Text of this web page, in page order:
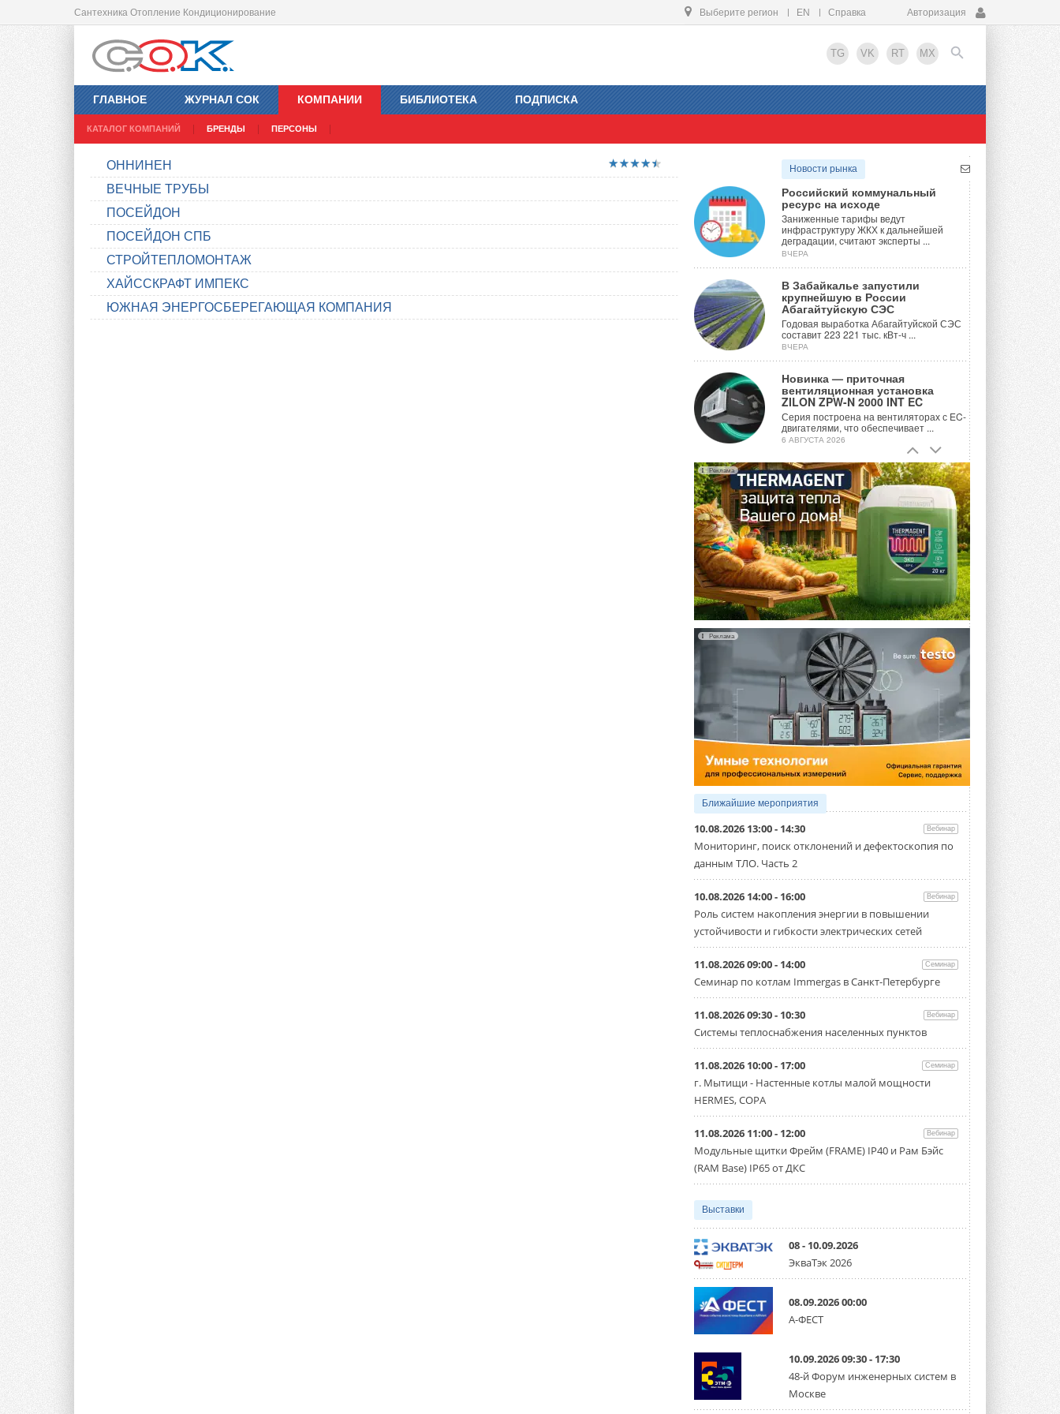
Сантехника Отопление Кондиционирование Выберите регион EN Справка Авторизация
TG VK RT MX
ГЛАВНОЕ ЖУРНАЛ СОК КОМПАНИИ
КАТАЛОГ КОМПАНИЙ БРЕНДЫ ПЕРСОНЫ
БИБЛИОТЕКА ПОДПИСКА
EN
ОННИНЕН
ВЕЧНЫЕ ТРУБЫ
ПОСЕЙДОН
ПОСЕЙДОН СПБ
СТРОЙТЕПЛОМОНТАЖ
ХАЙССКРАФТ ИМПЕКС
ЮЖНАЯ ЭНЕРГОСБЕРЕГАЮЩАЯ КОМПАНИЯ
Новости рынка
Российский коммунальный
ресурс на исходе
Заниженные тарифы ведут
инфраструктуру ЖКХ к дальнейшей
деградации, считают эксперты ...
ВЧЕРА
В Забайкалье запустили
крупнейшую в России
Абагайтуйскую СЭС
Годовая выработка Абагайтуйской СЭС
составит 223 221 тыс. кВт-ч ...
ВЧЕРА
Новинка — приточная
вентиляционная установка
ZILON ZPW-N 2000 INT EC
Серия построена на вентиляторах с EC-
двигателями, что обеспечивает ...
6 АВГУСТА 2026
Учёные ЮУрГУ создали
каскадную установку,
объединяющую солнечную и
геотермальную энергию
Природосберегающие технологии ...
6 АВГУСТА 2026
Для Арктики создали
технологию защиты
ветрогенераторов от аварий
Разработка учитывает влияние
мерзлоты, обледенения и снеговых ...
6 АВГУСТА 2026
Гибридный тепловой насос PV/T
с одним общим испарителем
Исследователи предложили
конструкцию двухисточникового ...
5 АВГУСТА 2026
21-й ежегодный форум
«ЦОД-2026»
Мероприятие пройдет 2-3 сентября в
отеле Radisson Slavyanskaya. Форум
посетит более двух тысяч участников ...
5 АВГУСТА 2026
Китайская Shenling представила
линейку тепловых насосов
«воздух-вода» на R290
Серия ThermaX R290 All-In-One
включает три модели ...
Тепловые насосы в связке с
солнечной генерацией и
накопителем снижают
потребление на 60%
Исследователи из Италии установили ...
4 АВГУСТА 2026
«РУСКЛИМАТ Fest 2026» в Уфе
собрал свыше 700 профи
климатической отрасли
Организатором выступил торгово-
производственный холдинг ...
ЦОД с плотностью 54 кВт на
стойку
Испытания прошли на собственной
производственной площадке и были ...
3 АВГУСТА 2026
систему DVM на R32
Линейка включает семь типоразмеров
производительностью от 22,4 до 56 кВт.
Суммарная длина трубопроводов ...
3 АВГУСТА 2026
«СиСофт Девелопмент» подвел
итоги конкурса студенческих
стартует уже в сентябре 2026 года ...
3 АВГУСТА 2026
«Русклимат» укрепляет
Реклама
Реклама
Ближайшие мероприятия
10.08.2026 13:00 - 14:30 Вебинар
Мониторинг, поиск отклонений и дефектоскопия по
данным ТЛО. Часть 2
10.08.2026 14:00 - 16:00 Вебинар
Роль систем накопления энергии в повышении
устойчивости и гибкости электрических сетей
11.08.2026 09:00 - 14:00 Семинар
Семинар по котлам Immergas в Санкт-Петербурге
11.08.2026 09:30 - 10:30 Вебинар
Системы теплоснабжения населенных пунктов
11.08.2026 10:00 - 17:00 Семинар
г. Мытищи - Настенные котлы малой мощности
HERMES, COPA
11.08.2026 11:00 - 12:00 Вебинар
Модульные щитки Фрейм (FRAME) IP40 и Рам Бэйс
(RAM Base) IP65 от ДКС
Выставки
08 - 10.09.2026
ЭкваТэк 2026
08.09.2026 00:00
А-ФЕСТ
10.09.2026 09:30 - 17:30
48-й Форум инженерных систем в
Москве